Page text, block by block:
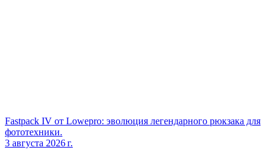
Fastpack IV от Lowepro: эволюция легендарного рюкзака для
фототехники.
3 августа 2026 г.